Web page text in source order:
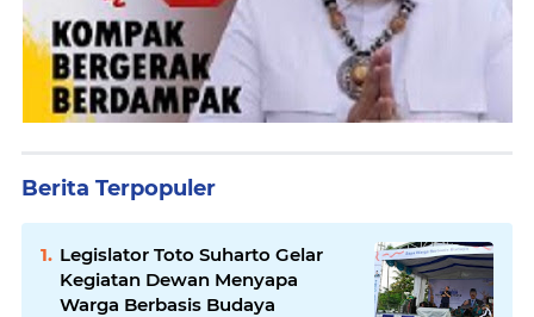
Berita Terpopuler
Legislator Toto Suharto Gelar
Kegiatan Dewan Menyapa
Warga Berbasis Budaya